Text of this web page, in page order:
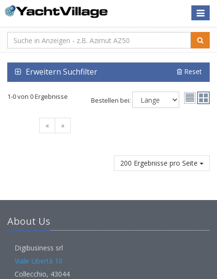
Toggle
Erweitern Suchfilter Reset
1-0 von 0 Ergebnisse Bestellen bei:
« »
200 Ergebnisse pro Seite
About Us
Digibusiness srl
Viale Libertà 10
Collecchio, 43044